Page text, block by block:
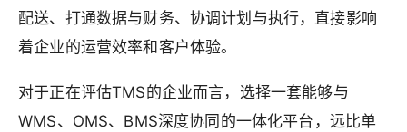
配送、打通数据与财务、协调计划与执行，直接影响
着企业的运营效率和客户体验。
对于正在评估TMS的企业而言，选择一套能够与
WMS、OMS、BMS深度协同的一体化平台，远比单